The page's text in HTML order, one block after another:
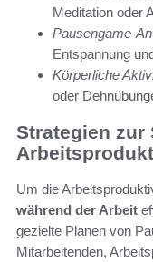
Meditation oder
Pausengame-
Entspannung
Körperliche
oder
Strategien zur
Um die
während der Arbeit
gezielte Planen von
Mitarbeitenden,